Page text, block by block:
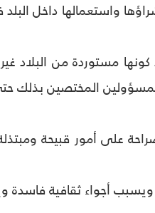
واستعمالها داخل
مستوردة من البلاد غير
المسؤولين المختصين بذلك
على أمور قبيحة
أجواء ثقافية فاسدة